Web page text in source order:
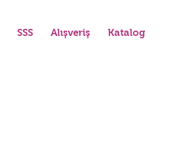
SSS Alışveriş Katalog